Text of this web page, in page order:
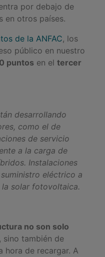
por debajo de
en otros países.
de la ANFAC, los
público en nuestro
puntos en el tercer
desarrollando
como el de
de servicio
a la carga de
Instalaciones
eléctrico a
solar fotovoltaica.
no son solo
, sino también de
hora de recargar. A